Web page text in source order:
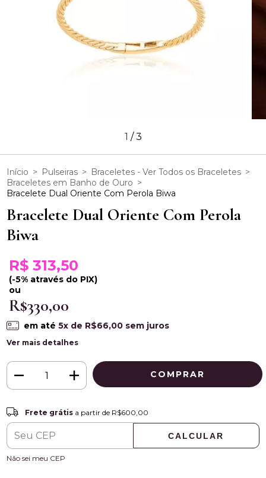
1 /3
Início > Pulseiras > Braceletes - Ver Todos os Braceletes >
Braceletes em Banho de Ouro >
Bracelete Dual Oriente Com Perola Biwa
Bracelete Dual Oriente Com Perola
Biwa
R$ 313,50
(-5% através do PIX)
ou
R$330,00
em até5x de R$66,00 sem juros
Ver mais detalhes
Frete grátis R$600,00
Entregas para o CEP: ALTERAR CEP
Frete grátis a partir de R$600,00
CALCULAR
Não sei meu CEP